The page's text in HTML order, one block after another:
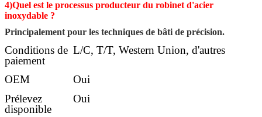
4)Quel est le processus producteur du robinet d'acier
inoxydable ?
Principalement pour les techniques de bâti de précision.
Conditions de
paiement
L/C, T/T, Western Union, d'autres
OEM
Oui
Prélevez
disponible
Oui